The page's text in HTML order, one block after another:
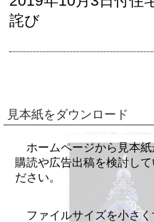
詫び
見本紙をダウンロード
ホームページから見本
購読や広告出稿を検討し
ださい。
ファイルサイズを小さ